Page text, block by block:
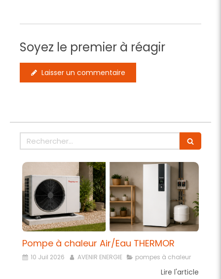
Soyez le premier à réagir
Laisser un commentaire
Rechercher
Pompe à chaleur Air/Eau THERMOR
10 Juil 2026 AVENIR ENERGIE pompes à chaleur
Lire l'article